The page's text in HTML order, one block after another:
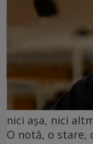
nici așa, nici
O notă, o stare,